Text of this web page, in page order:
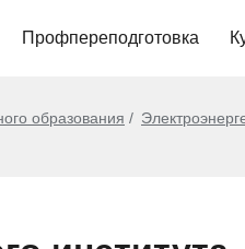
Профпереподготовка
образования